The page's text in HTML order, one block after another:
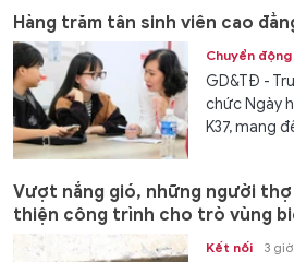
Hàng trăm tân sinh viên cao
Chuyển động
GD&TĐ -
chức Ngày
K37, mang
Vượt nắng gió, những người
thiện công trình cho trò vùng
Kết nối 3